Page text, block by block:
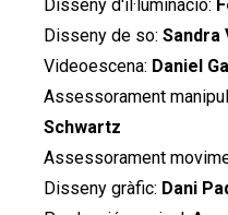
Disseny d'il·luminació:
Disseny de so: Sandra
Videoescena: Daniel
Assessorament
Schwartz
Assessorament
Disseny gràfic: Dani